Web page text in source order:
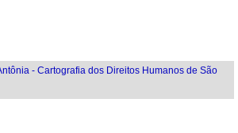
- Cartografia dos Direitos Humanos de São